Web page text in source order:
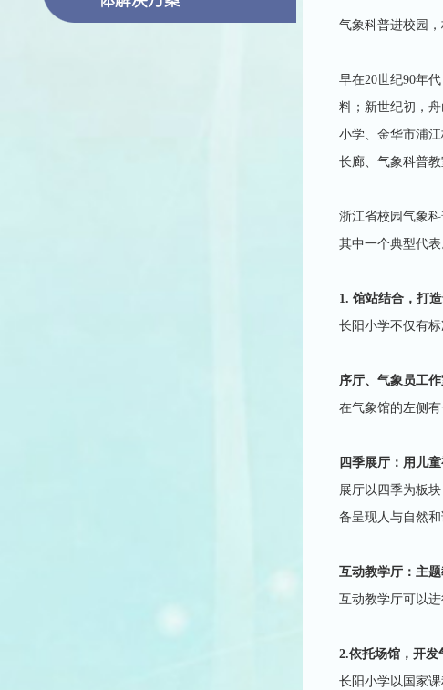
气象科普进校园
早在20世纪90年
料；新世纪初，
小学、金华市浦
长廊、气象科普教
浙江省校园气象
其中一个典型代
1. 馆站结合，打
长阳小学不仅有
序厅、气象员工
在气象馆的左侧
四季展厅：用儿
展厅以四季为板
备呈现人与自然
互动教学厅：主
互动教学厅可以
2.依托场馆，开
长阳小学以国家